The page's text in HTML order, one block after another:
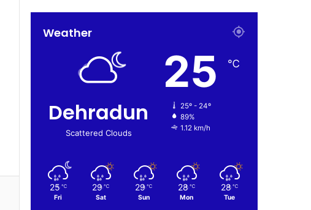
Weather
Dehradun
Scattered Clouds
25 ℃
25º - 24º
89%
1.12 km/h
25 ℃
Fri
29 ℃
Sat
29 ℃
Sun
28 ℃
Mon
28 ℃
Tue